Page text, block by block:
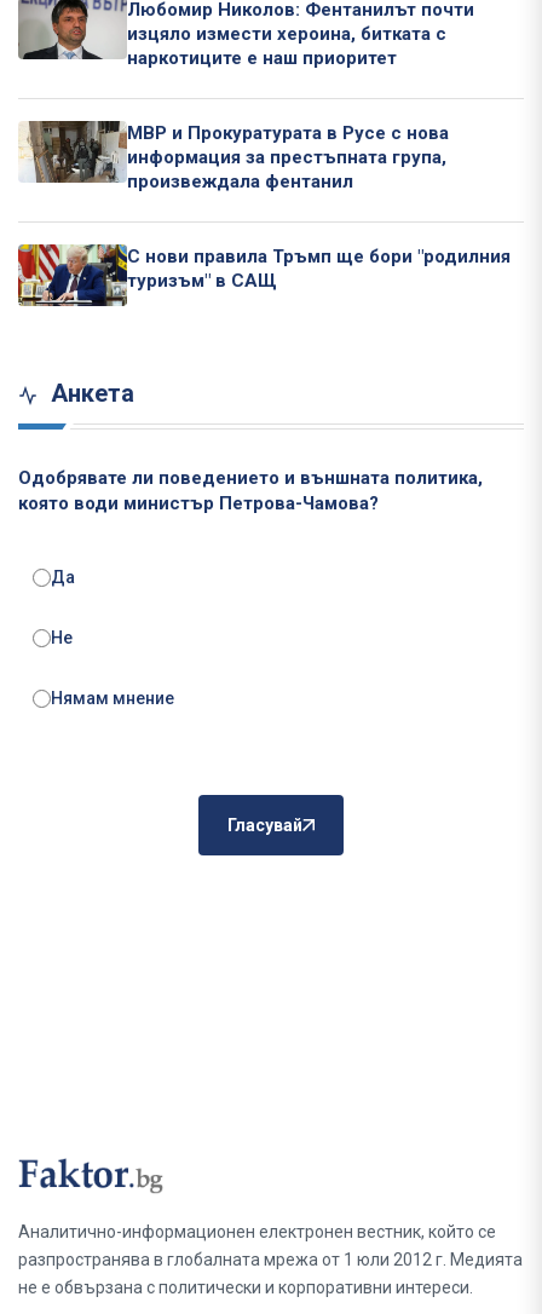
Любомир Николов: Фентанилът почти
изцяло измести хероина, битката с
наркотиците е наш приоритет
МВР и Прокуратурата в Русе с нова
информация за престъпната група,
произвеждала фентанил
С нови правила Тръмп ще бори "родилния
туризъм" в САЩ
Анкета
Одобрявате ли поведението и външната политика,
която води министър Петрова-Чамова?
Да
Не
Нямам мнение
Гласувай
Аналитично-информационен електронен вестник, който се
разпространява в глобалната мрежа от 1 юли 2012 г. Медията
не е обвързана с политически и корпоративни интереси.